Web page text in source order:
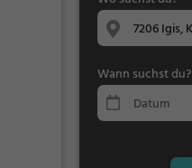
Wann suchst du?